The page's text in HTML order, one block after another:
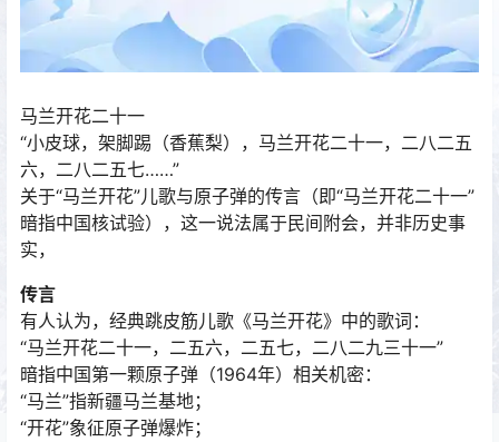
马兰开花二十一
“小皮球，架脚踢（香蕉梨），马兰开花二十一，二八二五
六，二八二五七……”
关于“马兰开花”儿歌与原子弹的传言（即“马兰开花二十一”
暗指中国核试验），这一说法属于民间附会，并非历史事
实，
传言
有人认为，经典跳皮筋儿歌《马兰开花》中的歌词：
“马兰开花二十一，二五六，二五七，二八二九三十一”
暗指中国第一颗原子弹（1964年）相关机密：
“马兰”指新疆马兰基地；
“开花”象征原子弹爆炸；